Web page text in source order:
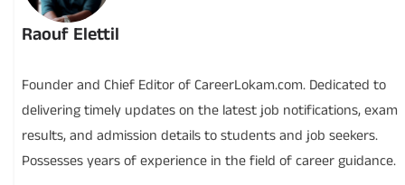
Raouf Elettil
Founder and Chief Editor of CareerLokam.com. Dedicated to
delivering timely updates on the latest job notifications, exam
results, and admission details to students and job seekers.
Possesses years of experience in the field of career guidance.